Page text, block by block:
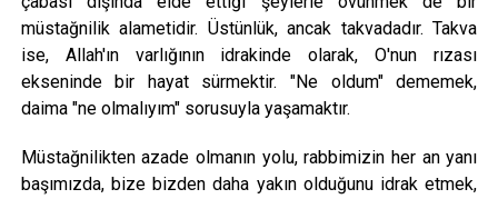
müstağnilik alametidir. Üstünlük, ancak takvadadır. Takva
ise, Allah'ın varlığının idrakinde olarak, O'nun rızası
ekseninde bir hayat sürmektir. "Ne oldum" dememek,
daima "ne olmalıyım" sorusuyla yaşamaktır.
Müstağnilikten azade olmanın yolu, rabbimizin her an yanı
başımızda, bize bizden daha yakın olduğunu idrak etmek,